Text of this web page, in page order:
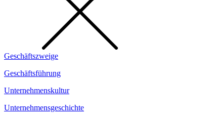
Geschäftszweige
Geschäftsführung
Unternehmenskultur
Unternehmensgeschichte